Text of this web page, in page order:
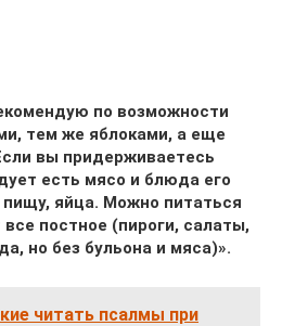
по возможности
тем же яблоками, а еще
вы придерживаетесь
есть мясо и блюда его
яйца. Можно питаться
постное (пироги, салаты,
но без бульона и мяса)».
читать псалмы при